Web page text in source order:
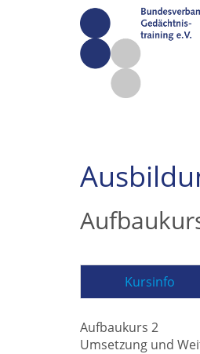
Kursinfo
Aufbaukurs 2
Umsetzung und